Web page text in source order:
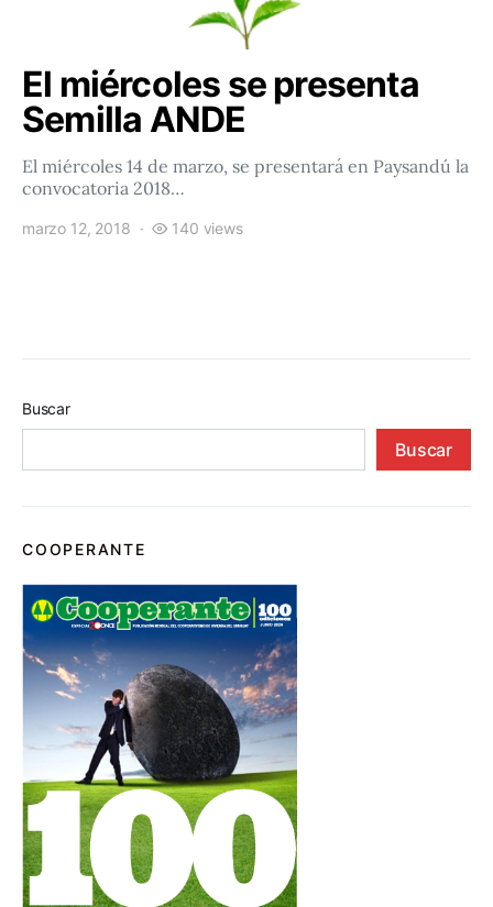
El miércoles se presenta
Semilla ANDE
El miércoles 14 de marzo, se presentará en Paysandú la
convocatoria 2018…
marzo 12, 2018 140 views
Buscar
Buscar
COOPERANTE